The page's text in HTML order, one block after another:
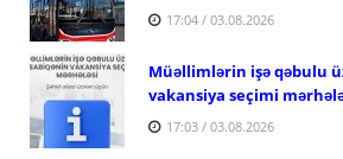
17:04 / 03.08.2026
Müəllimlərin işə qəbulu
vakansiya seçimi
17:03 / 03.08.2026